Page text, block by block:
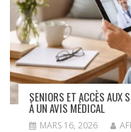
SENIORS ET ACCÈS AUX
À UN AVIS MÉDICAL
MARS 16, 2026